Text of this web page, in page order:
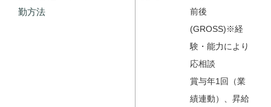
勤方法
前後
(GROSS)※経
験・能力により
応相談
賞与年1回（業
績連動）、昇給